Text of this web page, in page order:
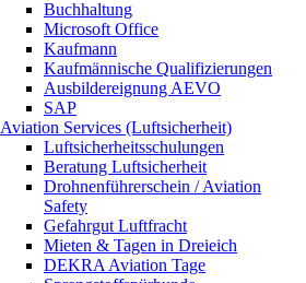
Buchhaltung
Microsoft Office
Kaufmann
Kaufmännische Qualifizierungen
Ausbildereignung AEVO
SAP
Aviation Services (Luftsicherheit)
Luftsicherheitsschulungen
Beratung Luftsicherheit
Drohnenführerschein / Aviation
Safety
Gefahrgut Luftfracht
Mieten & Tagen in Dreieich
DEKRA Aviation Tage